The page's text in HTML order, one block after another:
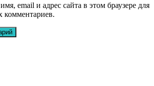
email и адрес сайта в этом браузере для